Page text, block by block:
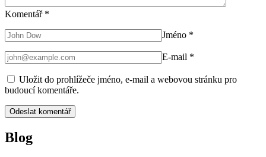
Komentář *
Jméno *
E-mail *
Uložit do prohlížeče jméno, e-mail a webovou stránku pro
budoucí komentáře.
Blog